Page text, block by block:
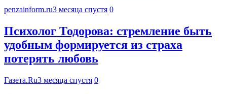
penzainform.ru3 месяца спустя 0
Психолог Тодорова: стремление быть
удобным формируется из страха
потерять любовь
Газета.Ru3 месяца спустя 0